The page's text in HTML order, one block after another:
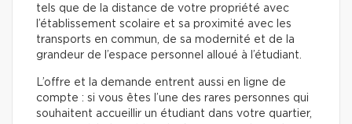
tels que de la distance de votre propriété avec
l’établissement scolaire et sa proximité avec les
transports en commun, de sa modernité et de la
grandeur de l’espace personnel alloué à l’étudiant.
L’offre et la demande entrent aussi en ligne de
compte : si vous êtes l’une des rares personnes qui
souhaitent accueillir un étudiant dans votre quartier,